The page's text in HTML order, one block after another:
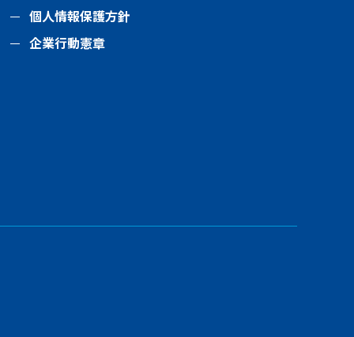
個人情報保護方針
企業行動憲章